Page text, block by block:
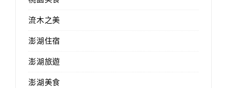
流木之美
澎湖住宿
澎湖旅遊
澎湖美食